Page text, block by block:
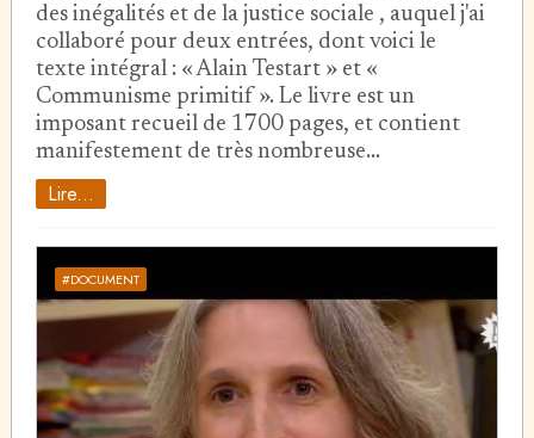
des inégalités et de la justice sociale , auquel j'ai
collaboré pour deux entrées, dont voici le
texte intégral : « Alain Testart » et «
Communisme primitif ». Le livre est un
imposant recueil de 1700 pages, et contient
manifestement de très nombreuse…
Lire...
#DOCUMENT